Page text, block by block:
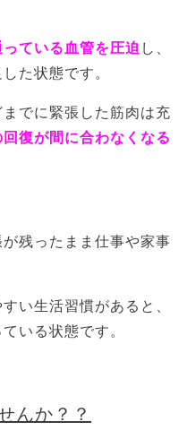
ている血管を圧迫 し、
た状態です。
でに緊張した筋肉は充
回復が間に合わなくなる
残ったまま仕事や家事
い生活習慣があると、
いる状態です。
んか？？